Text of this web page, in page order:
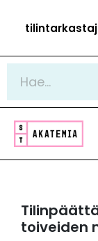
sisältöön
toiveiden